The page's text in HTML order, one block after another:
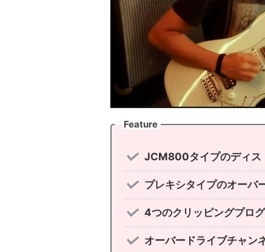
Feature
JCM800タイプのディス
プレキシタイプのオーバ
4つのクリッピングプロ
オーバードライブチャン